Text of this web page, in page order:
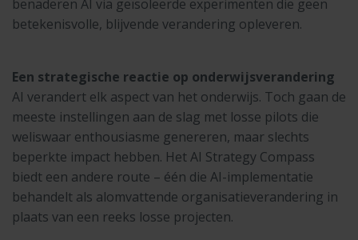
benaderen AI via geïsoleerde experimenten die geen
betekenisvolle, blijvende verandering opleveren.
Een strategische reactie op onderwijsverandering
AI verandert elk aspect van het onderwijs. Toch gaan de
meeste instellingen aan de slag met losse pilots die
weliswaar enthousiasme genereren, maar slechts
beperkte impact hebben. Het AI Strategy Compass
biedt een andere route – één die AI-implementatie
behandelt als alomvattende organisatieverandering in
plaats van een reeks losse projecten.